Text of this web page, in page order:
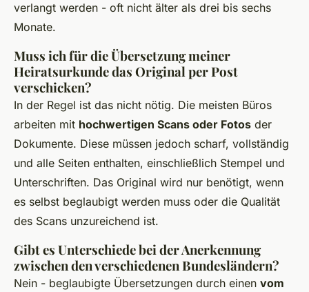
verlangt werden - oft nicht älter als drei bis sechs
Monate.
Muss ich für die Übersetzung meiner
Heiratsurkunde das Original per Post
verschicken?
In der Regel ist das nicht nötig. Die meisten Büros
arbeiten mit hochwertigen Scans oder Fotos der
Dokumente. Diese müssen jedoch scharf, vollständig
und alle Seiten enthalten, einschließlich Stempel und
Unterschriften. Das Original wird nur benötigt, wenn
es selbst beglaubigt werden muss oder die Qualität
des Scans unzureichend ist.
Gibt es Unterschiede bei der Anerkennung
zwischen den verschiedenen Bundesländern?
Nein - beglaubigte Übersetzungen durch einen vom